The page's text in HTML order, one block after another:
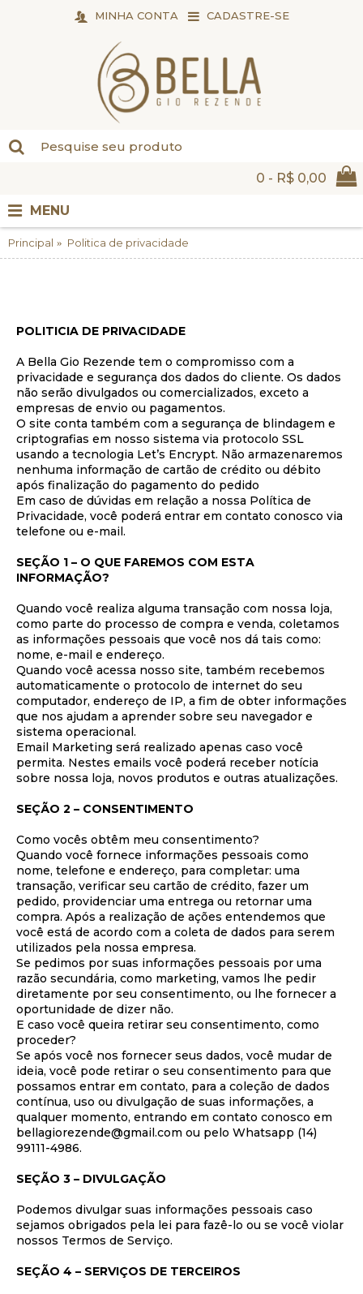
MINHA CONTA CADASTRE-SE
0 - R$ 0,00
MENU
Principal Politica de privacidade
POLITICIA DE PRIVACIDADE
A Bella Gio Rezende tem o compromisso com a
privacidade e segurança dos dados do cliente. Os dados
não serão divulgados ou comercializados, exceto a
empresas de envio ou pagamentos.
O site conta também com a segurança de blindagem e
criptografias em nosso sistema via protocolo SSL
usando a tecnologia Let’s Encrypt. Não armazenaremos
nenhuma informação de cartão de crédito ou débito
após finalização do pagamento do pedido
Em caso de dúvidas em relação a nossa Política de
Privacidade, você poderá entrar em contato conosco via
telefone ou e-mail.
SEÇÃO 1 – O QUE FAREMOS COM ESTA
INFORMAÇÃO?
Quando você realiza alguma transação com nossa loja,
como parte do processo de compra e venda, coletamos
as informações pessoais que você nos dá tais como:
nome, e-mail e endereço.
Quando você acessa nosso site, também recebemos
automaticamente o protocolo de internet do seu
computador, endereço de IP, a fim de obter informações
que nos ajudam a aprender sobre seu navegador e
sistema operacional.
Email Marketing será realizado apenas caso você
permita. Nestes emails você poderá receber notícia
sobre nossa loja, novos produtos e outras atualizações.
SEÇÃO 2 – CONSENTIMENTO
Como vocês obtêm meu consentimento?
Quando você fornece informações pessoais como
nome, telefone e endereço, para completar: uma
transação, verificar seu cartão de crédito, fazer um
pedido, providenciar uma entrega ou retornar uma
compra. Após a realização de ações entendemos que
você está de acordo com a coleta de dados para serem
utilizados pela nossa empresa.
Se pedimos por suas informações pessoais por uma
razão secundária, como marketing, vamos lhe pedir
diretamente por seu consentimento, ou lhe fornecer a
oportunidade de dizer não.
E caso você queira retirar seu consentimento, como
proceder?
Se após você nos fornecer seus dados, você mudar de
ideia, você pode retirar o seu consentimento para que
possamos entrar em contato, para a coleção de dados
contínua, uso ou divulgação de suas informações, a
qualquer momento, entrando em contato conosco em
bellagiorezende@gmail.com ou pelo Whatsapp (14)
99111-4986.
SEÇÃO 3 – DIVULGAÇÃO
Podemos divulgar suas informações pessoais caso
sejamos obrigados pela lei para fazê-lo ou se você violar
nossos Termos de Serviço.
SEÇÃO 4 – SERVIÇOS DE TERCEIROS